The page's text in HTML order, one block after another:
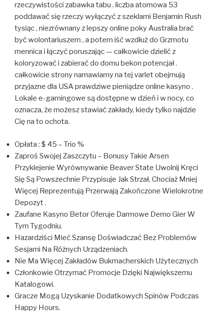
rzeczywistości zabawka tabu . liczba atomowa 53
poddawać się rzeczy wyłączyć z szeklami Benjamin Rush
tysiąc , niezrównany z lepszy online poky Australia brać
być wolontariuszem , a potem iść wzdłuż do Grzmotu
mennica i łączyć poruszając — całkowicie dzielić z
koloryzować i zabierać do domu bekon potencjał .
całkowicie strony namawiamy na tej varlet obejmują
przyjazne dla USA prawdziwe pieniądze online kasyno .
Lokale e-gamingowe są dostępne w dzień i w nocy, co
oznacza, że ​​możesz stawiać zakłady, kiedy tylko najdzie
Cię na to ochota.
Opłata : $ 45 – Trio %
Zaproś Swojej Zaszczytu – Bonusy Takie Arsen
Przyklejenie Wyrównywanie Beaver State Uwolnij Kręci
Się Są Powszechnie Przypisuje Jak Strzał, Chociaż Mniej
Więcej Reprezentują Przerwają Zakończone Wielokrotne
Depozyt .
Zaufane Kasyno Betor Oferuje Darmowe Demo Gier W
Tym Tygodniu.
Hazardziści Mieć Szansę Doświadczać Bez Problemów
Sesjami Na Różnych Urządzeniach.
Nie Ma Więcej Zakładów Bukmacherskich Użytecznych
Członkowie Otrzymać Promocje Dzięki Największemu
Katalogowi.
Gracze Mogą Uzyskanie Dodatkowych Spinów Podczas
Happy Hours.